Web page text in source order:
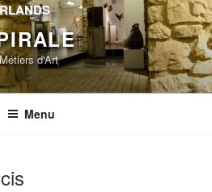
d'Art
Menu